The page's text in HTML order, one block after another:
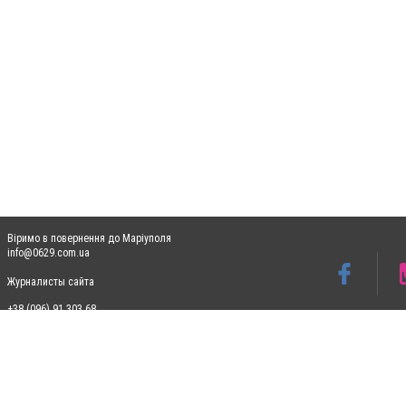
Віримо в повернення до Маріуполя
info@0629.com.ua
Журналисты сайта
+38 (096) 91 303 68